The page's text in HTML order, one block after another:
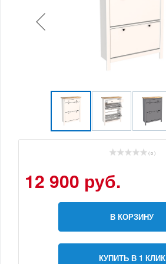
( 0 )
12 900 руб.
В КОРЗИНУ
КУПИТЬ В 1 КЛИК